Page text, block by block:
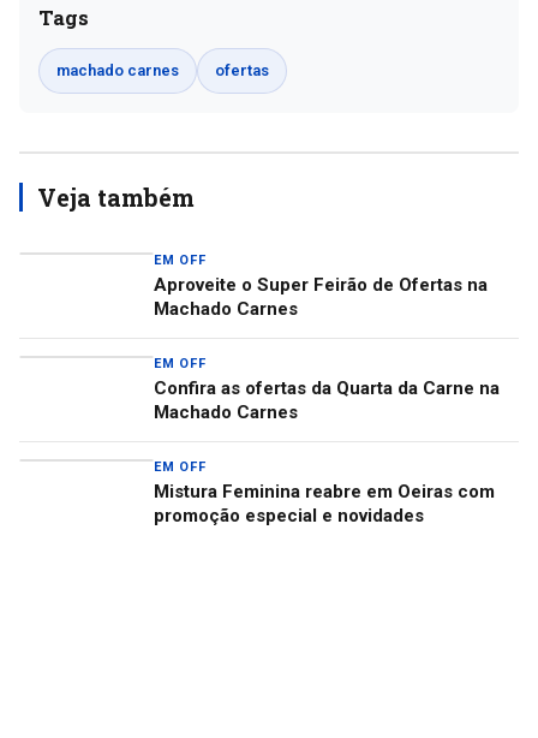
Tags
machado carnes ofertas
Veja também
EM OFF
Aproveite o Super Feirão de Ofertas na
Machado Carnes
EM OFF
Confira as ofertas da Quarta da Carne na
Machado Carnes
EM OFF
Mistura Feminina reabre em Oeiras com
promoção especial e novidades